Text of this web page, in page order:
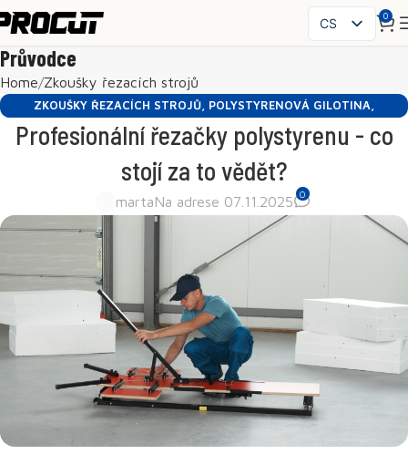
CS
SK
0
Průvodce
Home Zkoušky řezacích strojů
ZKOUŠKY ŘEZACÍCH STROJŮ, POLYSTYRENOVÁ GILOTINA,
PORADENSTVÍ
Profesionální řezačky polystyrenu - co
stojí za to vědět?
martaNa adrese 07.11.2025 0